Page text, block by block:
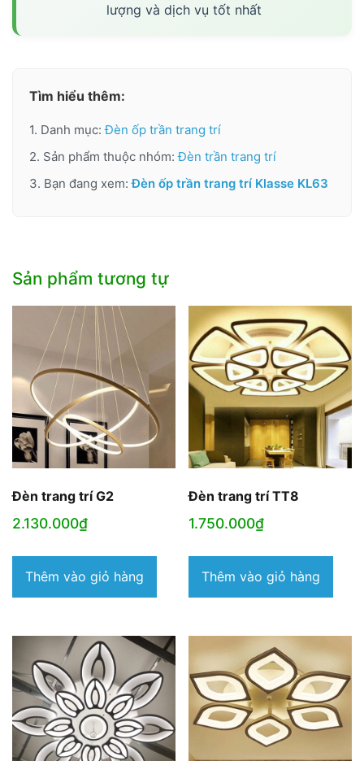
lượng và dịch vụ tốt nhất
Tìm hiểu thêm:
1. Danh mục:Đèn ốp trần trang trí
2. Sản phẩm thuộc nhóm:Đèn trần trang trí
3. Bạn đang xem:Đèn ốp trần trang trí Klasse KL63
Sản phẩm tương tự
Đèn trang trí G2
2.130.000₫
Thêm vào giỏ hàng
Đèn trang trí TT8
1.750.000₫
Thêm vào giỏ hàng